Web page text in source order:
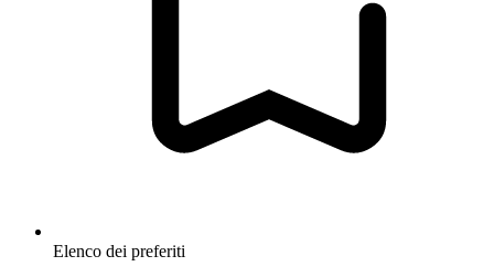
Elenco dei preferiti